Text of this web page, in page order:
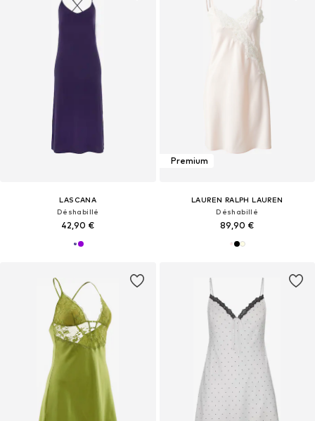
LASCANA
Déshabillé
42,90 €
Premium
LAUREN RALPH LAUREN
Déshabillé
89,90 €